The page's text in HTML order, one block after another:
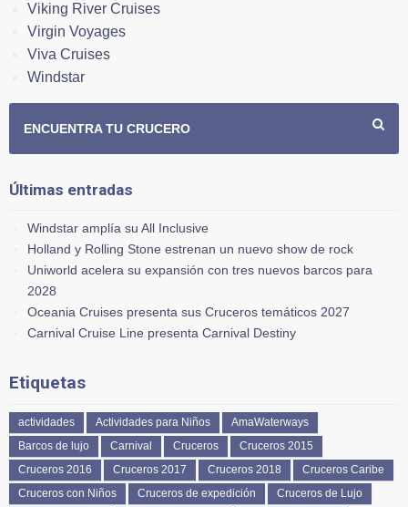
Viking River Cruises
Virgin Voyages
Viva Cruises
Windstar
ENCUENTRA TU CRUCERO
Últimas entradas
Windstar amplía su All Inclusive
Holland y Rolling Stone estrenan un nuevo show de rock
Uniworld acelera su expansión con tres nuevos barcos para
2028
Oceania Cruises presenta sus Cruceros temáticos 2027
Carnival Cruise Line presenta Carnival Destiny
Etiquetas
actividades Actividades para Niños
AmaWaterways
Barcos de lujo
Carnival Cruceros
Cruceros 2015
Cruceros 2016
Cruceros 2017 Cruceros 2018
Cruceros Caribe
Cruceros con Niños
Cruceros de expedición
Cruceros de Lujo